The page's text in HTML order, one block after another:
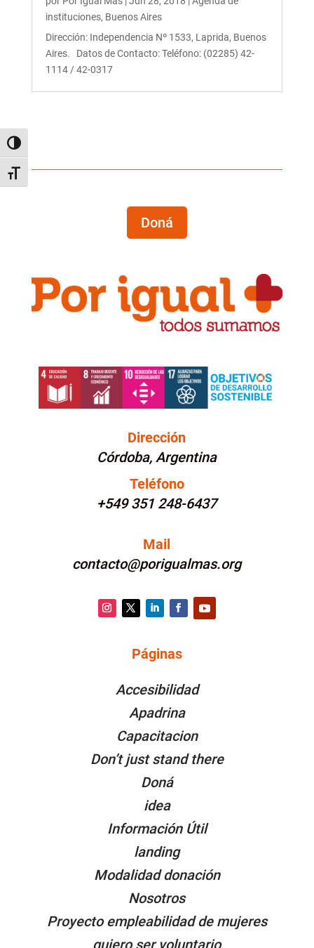
Alternar alto contraste
Alternar tamaño de letra
instituciones, Buenos Aires
Dirección: Independencia Nº 1533, Laprida, Buenos
Aires. Datos de Contacto: Teléfono: (02285) 42-
1114 / 42-0317
Doná
Dirección
Córdoba, Argentina
Teléfono
+549 351 248-6437
Mail
contacto@porigualmas.org
Facebook
Páginas
Accesibilidad
Apadrina
Capacitacion
Don’t just stand there
Doná
idea
Información Útil
landing
Modalidad donación
Nosotros
Proyecto empleabilidad de mujeres
quiero ser voluntario